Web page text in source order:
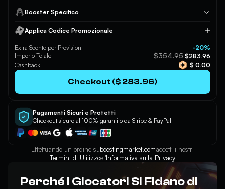
Booster Specifico
Applica Codice Promozionale
Applica
Extra Sconto per Provision
-20%
Importo Totale
$354.95 $283.96
Cashback
$ 0.00
Checkout ($ 283.96)
Pagamenti Sicuri e Protetti
Checkout sicuro al 100% garantito da Stripe & PayPal
Effettuando un ordine suboostingmarket.comaccetti i nostri
Termini di Utilizzoel'Informativa sulla Privacy
Perché i Giocatori Si Fidano di